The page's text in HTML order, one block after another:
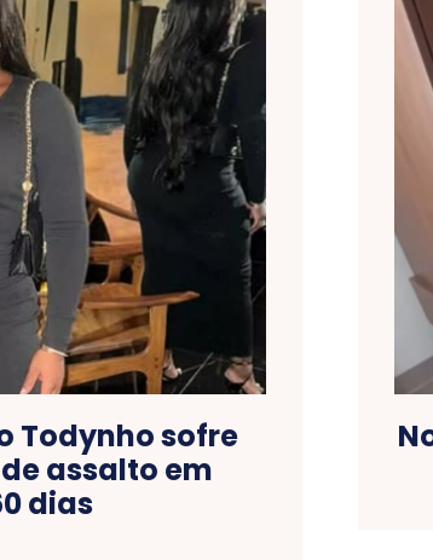
Todynho sofre
assalto em
dias